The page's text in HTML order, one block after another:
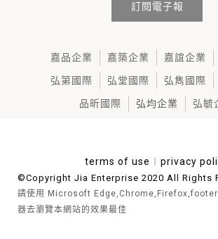
訂閱電子報
嘉品企業 嘉築企業 嘉誼企業
弘第國際 弘堂國際 弘雋國際
品昕國際 弘均企業 弘毓
©Copyright Jia Enterprise 2020 All Rights
請使用 Microsoft Edge,Chrome,Firefox,footer
器去瀏覽本網站的效果最佳
terms of use privacy